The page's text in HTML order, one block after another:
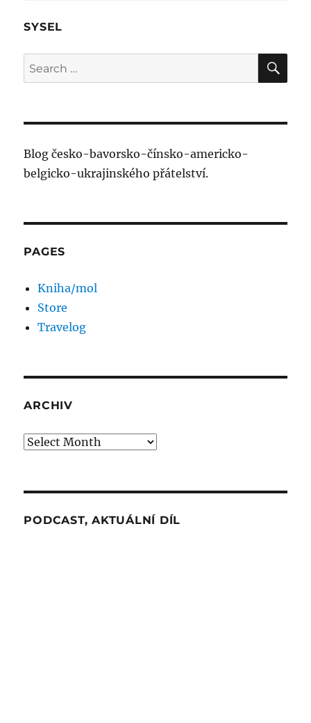
SYSEL
Search
for:
Blog česko-bavorsko-čínsko-americko-
belgicko-ukrajinského přátelství.
PAGES
Kniha/mol
Store
Travelog
ARCHIV
Archiv
PODCAST, AKTUÁLNÍ DÍL